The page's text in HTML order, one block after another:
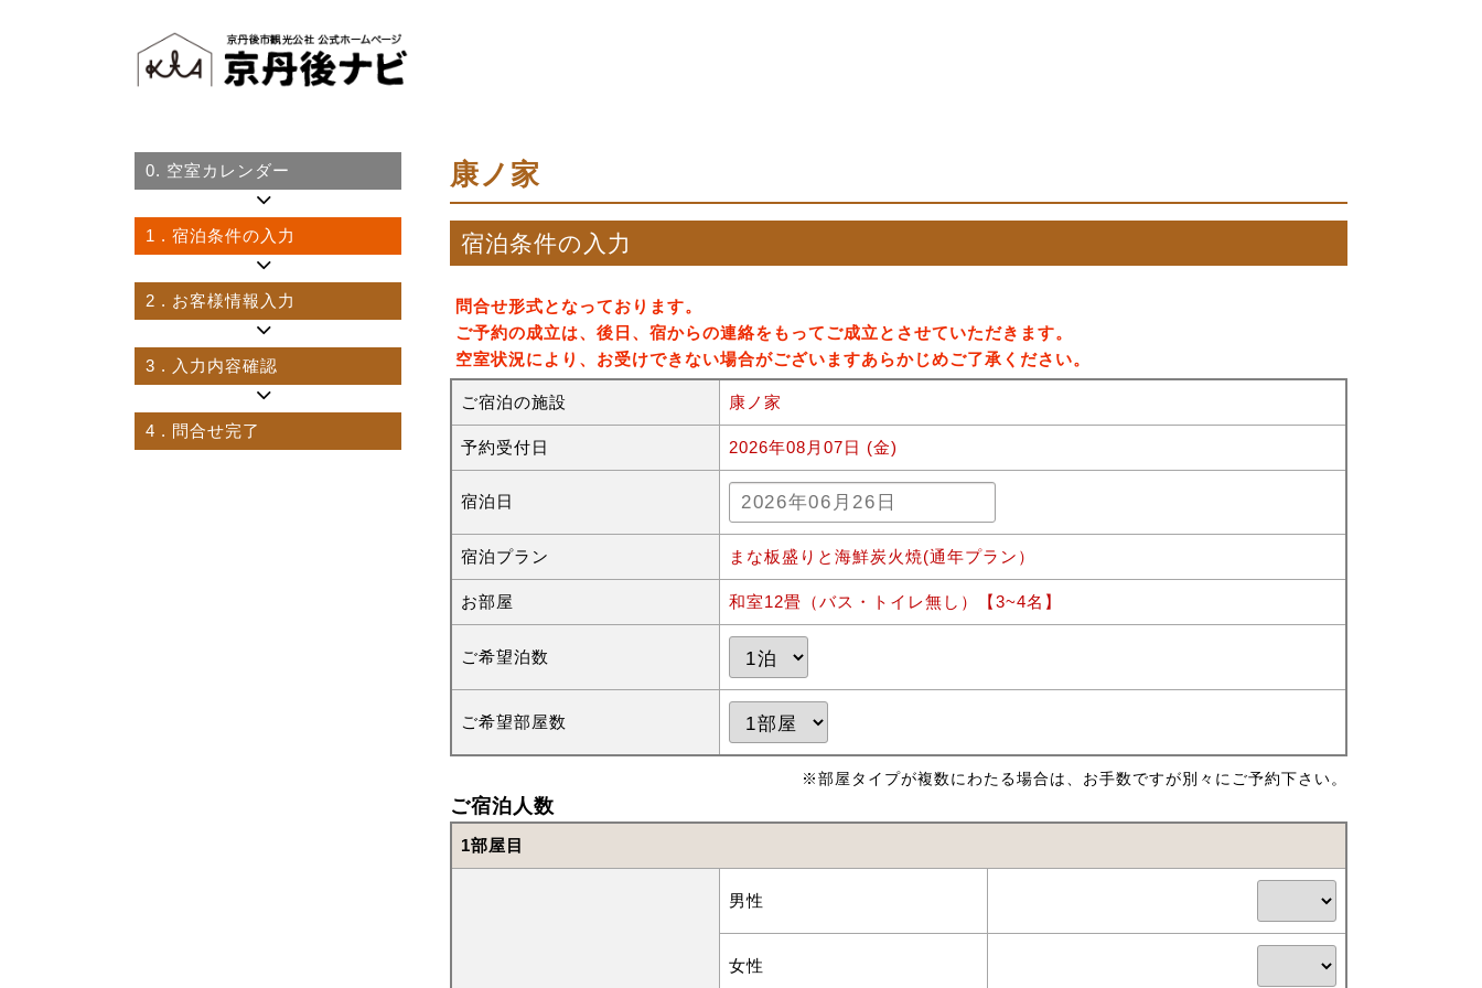
0. 空室カレンダー
1 . 宿泊条件の入力
2 . お客様情報入力
3 . 入力内容確認
4 . 問合せ完了
康ノ家
宿泊条件の入力
問合せ形式となっております。
ご予約の成立は、後日、宿からの連絡をもってご成立とさせていただきます。
空室状況により、お受けできない場合がございますあらかじめご了承ください。
ご宿泊の施設 康ノ家
予約受付日 2026年08月07日 (金)
宿泊日
宿泊プラン まな板盛りと海鮮炭火焼(通年プラン）
お部屋 和室12畳（バス・トイレ無し）【3~4名】
ご希望泊数
ご希望部屋数
※部屋タイプが複数にわたる場合は、お手数ですが別々にご予約下さい。
ご宿泊人数
1部屋目
男性
女性